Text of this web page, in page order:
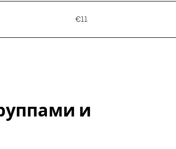
€11
и